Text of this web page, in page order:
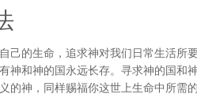
的生命，追求神对我们日常生活所
神和神的国永远长存。寻求神的国和神
的神，同样赐福你这世上生命中所需的